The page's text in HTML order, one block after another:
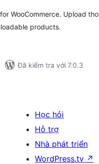
WooCommerce. Upload
products.
Đã kiểm tra với 7.0.3
Học hỏi
Hỗ trợ
Nhà phát triển
WordPress.tv ↗